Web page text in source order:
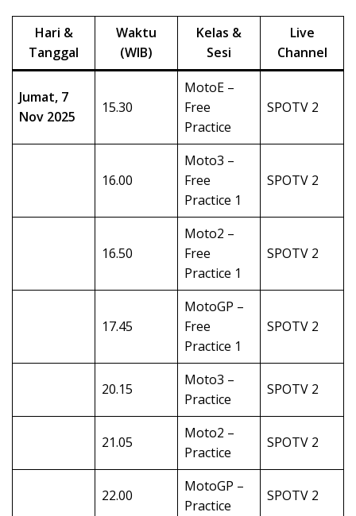
Hari &
Tanggal
Waktu
(WIB)
Kelas &
Sesi
Live
Channel
Jumat, 7
Nov 2025
15.30
MotoE –
Free
Practice
SPOTV 2
16.00
Moto3 –
Free
Practice 1
SPOTV 2
16.50
Moto2 –
Free
Practice 1
SPOTV 2
17.45
MotoGP –
Free
Practice 1
SPOTV 2
20.15
Moto3 –
Practice
SPOTV 2
21.05
Moto2 –
Practice
SPOTV 2
22.00
MotoGP –
Practice
SPOTV 2